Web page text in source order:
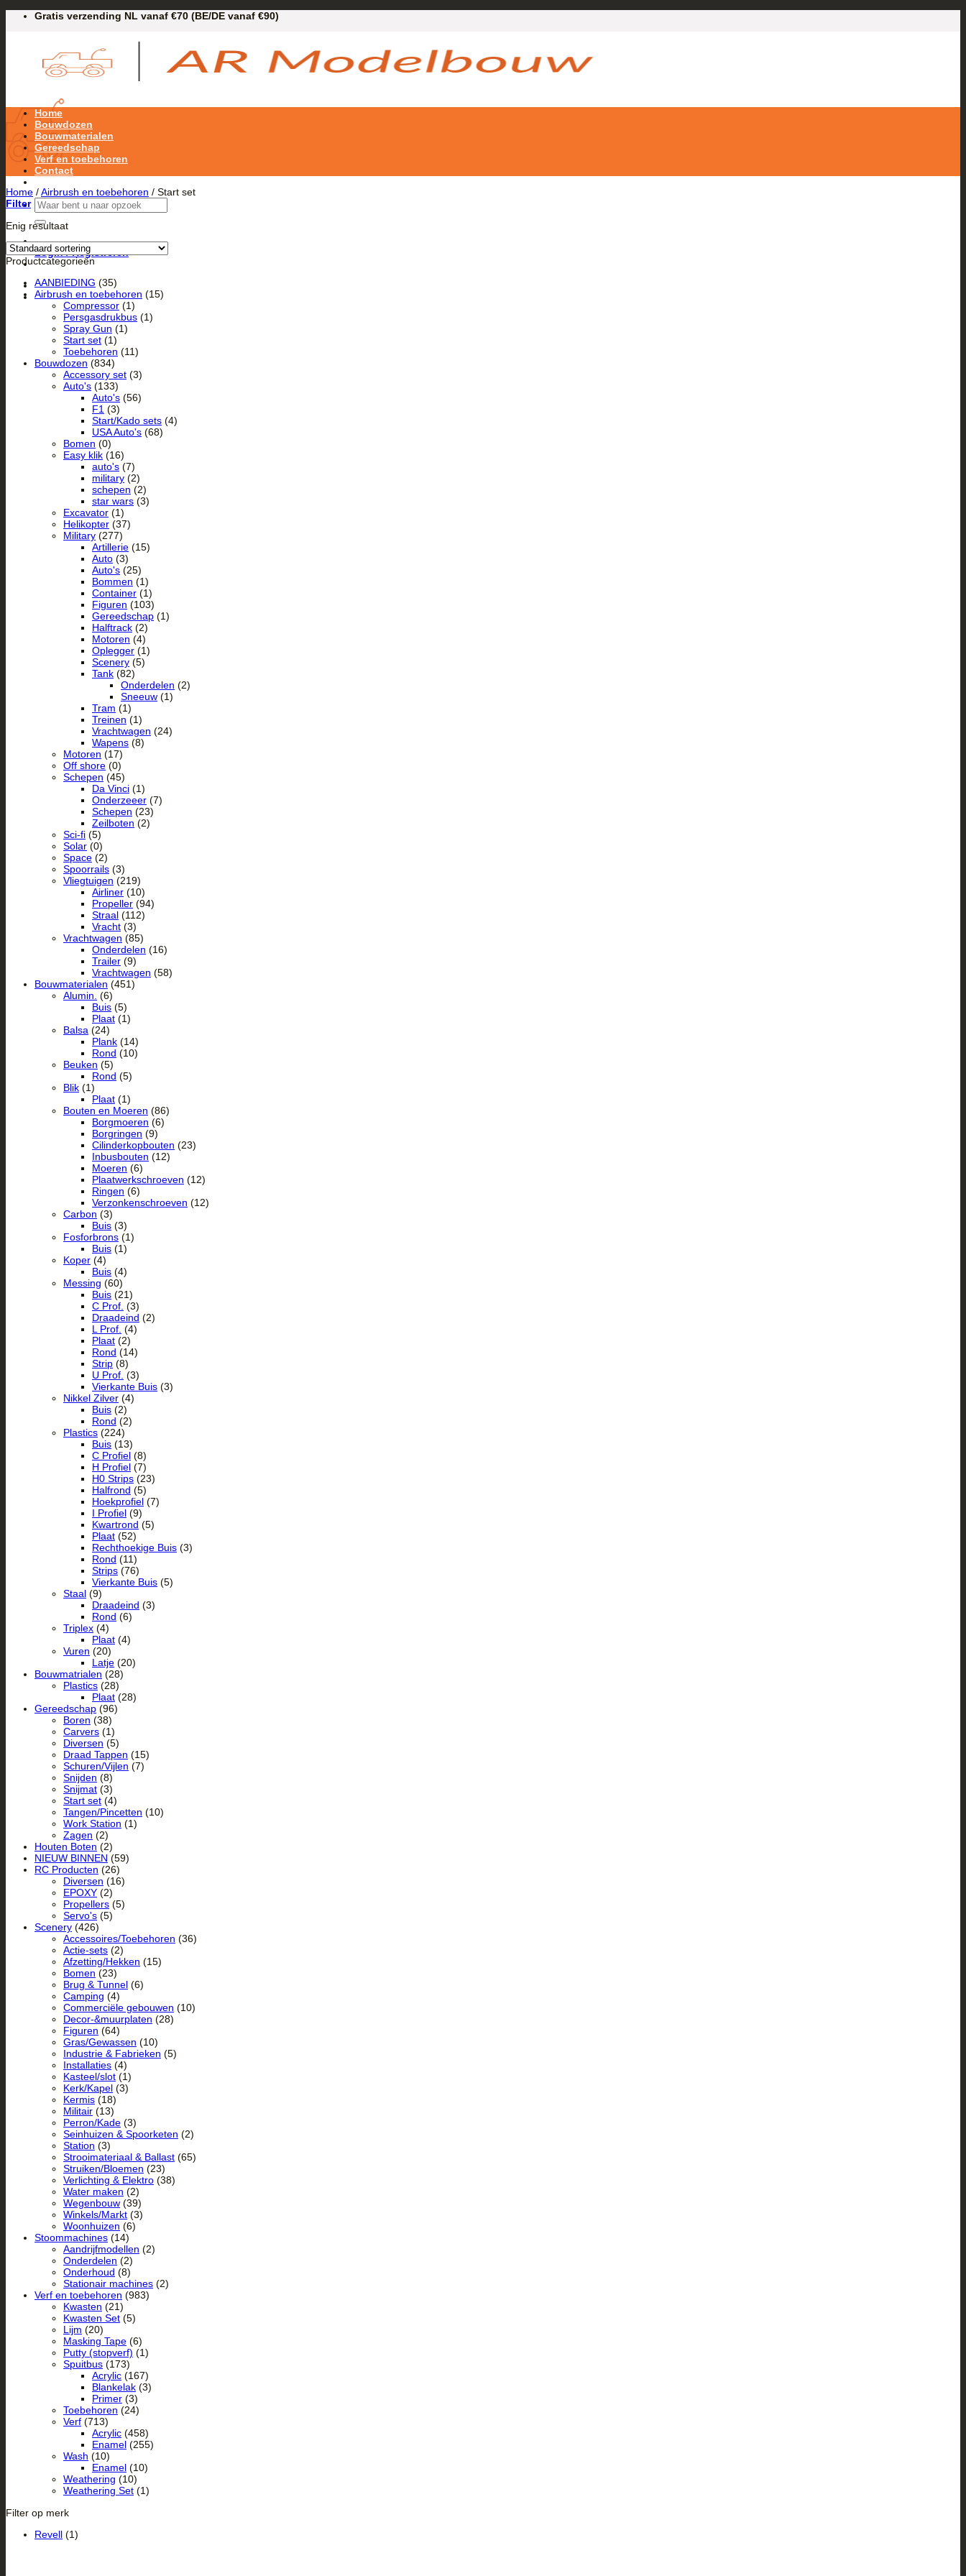
Gratis verzending NL vanaf €70 (BE/DE vanaf €90)
Zoeken
naar:
Login / Registreren
Home
Bouwdozen
Bouwmaterialen
Gereedschap
Verf en toebehoren
Contact
Home /Airbrush en toebehoren / Start set
Filter
Enig resultaat
Productcategorieën
AANBIEDING (35)
Airbrush en toebehoren (15)
Compressor (1)
Persgasdrukbus (1)
Spray Gun (1)
Start set (1)
Toebehoren (11)
Bouwdozen (834)
Accessory set (3)
Auto's (133)
Auto's (56)
F1 (3)
Start/Kado sets (4)
USA Auto's (68)
Bomen (0)
Easy klik (16)
auto's (7)
military (2)
schepen (2)
star wars (3)
Excavator (1)
Helikopter (37)
Military (277)
Artillerie (15)
Auto (3)
Auto's (25)
Bommen (1)
Container (1)
Figuren (103)
Gereedschap (1)
Halftrack (2)
Motoren (4)
Oplegger (1)
Scenery (5)
Tank (82)
Onderdelen (2)
Sneeuw (1)
Tram (1)
Treinen (1)
Vrachtwagen (24)
Wapens (8)
Motoren (17)
Off shore (0)
Schepen (45)
Da Vinci (1)
Onderzeeer (7)
Schepen (23)
Zeilboten (2)
Sci-fi (5)
Solar (0)
Space (2)
Spoorrails (3)
Vliegtuigen (219)
Airliner (10)
Propeller (94)
Straal (112)
Vracht (3)
Vrachtwagen (85)
Onderdelen (16)
Trailer (9)
Vrachtwagen (58)
Bouwmaterialen (451)
Alumin. (6)
Buis (5)
Plaat (1)
Balsa (24)
Plank (14)
Rond (10)
Beuken (5)
Rond (5)
Blik (1)
Plaat (1)
Bouten en Moeren (86)
Borgmoeren (6)
Borgringen (9)
Cilinderkopbouten (23)
Inbusbouten (12)
Moeren (6)
Plaatwerkschroeven (12)
Ringen (6)
Verzonkenschroeven (12)
Carbon (3)
Buis (3)
Fosforbrons (1)
Buis (1)
Koper (4)
Buis (4)
Messing (60)
Buis (21)
C Prof. (3)
Draadeind (2)
L Prof. (4)
Plaat (2)
Rond (14)
Strip (8)
U Prof. (3)
Vierkante Buis (3)
Nikkel Zilver (4)
Buis (2)
Rond (2)
Plastics (224)
Buis (13)
C Profiel (8)
H Profiel (7)
H0 Strips (23)
Halfrond (5)
Hoekprofiel (7)
I Profiel (9)
Kwartrond (5)
Plaat (52)
Rechthoekige Buis (3)
Rond (11)
Strips (76)
Vierkante Buis (5)
Staal (9)
Draadeind (3)
Rond (6)
Triplex (4)
Plaat (4)
Vuren (20)
Latje (20)
Bouwmatrialen (28)
Plastics (28)
Plaat (28)
Gereedschap (96)
Boren (38)
Carvers (1)
Diversen (5)
Draad Tappen (15)
Schuren/Vijlen (7)
Snijden (8)
Snijmat (3)
Start set (4)
Tangen/Pincetten (10)
Work Station (1)
Zagen (2)
Houten Boten (2)
NIEUW BINNEN (59)
RC Producten (26)
Diversen (16)
EPOXY (2)
Propellers (5)
Servo's (5)
Scenery (426)
Accessoires/Toebehoren (36)
Actie-sets (2)
Afzetting/Hekken (15)
Bomen (23)
Brug & Tunnel (6)
Camping (4)
Commerciële gebouwen (10)
Decor-&muurplaten (28)
Figuren (64)
Gras/Gewassen (10)
Industrie & Fabrieken (5)
Installaties (4)
Kasteel/slot (1)
Kerk/Kapel (3)
Kermis (18)
Militair (13)
Perron/Kade (3)
Seinhuizen & Spoorketen (2)
Station (3)
Strooimateriaal & Ballast (65)
Struiken/Bloemen (23)
Verlichting & Elektro (38)
Water maken (2)
Wegenbouw (39)
Winkels/Markt (3)
Woonhuizen (6)
Stoommachines (14)
Aandrijfmodellen (2)
Onderdelen (2)
Onderhoud (8)
Stationair machines (2)
Verf en toebehoren (983)
Kwasten (21)
Kwasten Set (5)
Lijm (20)
Masking Tape (6)
Putty (stopverf) (1)
Spuitbus (173)
Acrylic (167)
Blankelak (3)
Primer (3)
Toebehoren (24)
Verf (713)
Acrylic (458)
Enamel (255)
Wash (10)
Enamel (10)
Weathering (10)
Weathering Set (1)
Filter op merk
Revell (1)